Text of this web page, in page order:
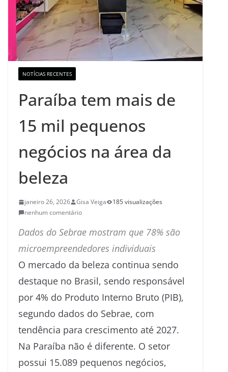
NOTÍCIAS RECENTES
Paraíba tem mais de
15 mil pequenos
negócios na área da
beleza
janeiro 26, 2026 Gisa Veiga
185 visualizações
nenhum comentário
Dados do Sebrae mostram que 78% são
microempreendedores individuais
O mercado da beleza continua sendo
destaque no Brasil, sendo responsável
por 4% do Produto Interno Bruto (PIB),
segundo dados do Sebrae, com
tendência para crescimento até 2027.
Na Paraíba não é diferente. O setor
possui 15.089 pequenos negócios,